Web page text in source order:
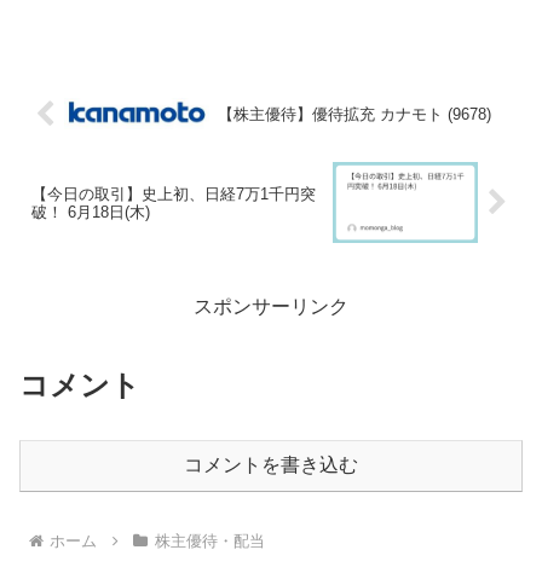
【株主優待】優待拡充 カナモト (9678)
【今日の取引】史上初、日経7万1千円突
破！ 6月18日(木)
スポンサーリンク
コメント
コメントを書き込む
ホーム 株主優待・配当